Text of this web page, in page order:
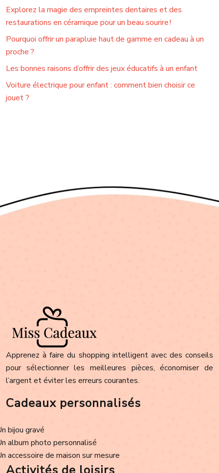
Explorez la magie des empreintes dentaires et des
restaurations en céramique pour un beau sourire !
Pourquoi offrir un parapluie haut de gamme en cadeau à un
proche ?
Les bonnes raisons d’offrir des jeux éducatifs à un enfant
Voiture électrique pour enfant : comment bien choisir ce
jouet ?
Apprenez à faire du shopping intelligent avec des conseils
pour sélectionner les meilleures pièces, économiser de
l’argent et éviter les erreurs courantes.
Cadeaux personnalisés
bijou gravé
album photo personnalisé
accessoire de maison sur mesure